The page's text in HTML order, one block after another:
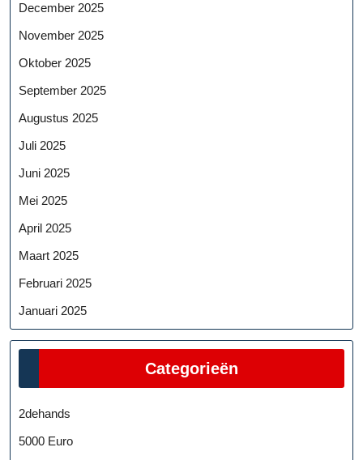
December 2025
November 2025
Oktober 2025
September 2025
Augustus 2025
Juli 2025
Juni 2025
Mei 2025
April 2025
Maart 2025
Februari 2025
Januari 2025
Categorieën
2dehands
5000 Euro